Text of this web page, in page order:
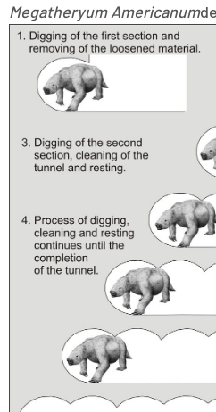
Megatheryum Americanum